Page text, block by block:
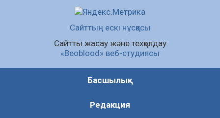
құрамы тексерілді: сараптама не көрсетті
04.08.2026
Барлық жаңалық
Сайттың ескі нұсқасы
Сайтты жасау және техқолдау
«Beoblood» веб-студиясы
Басшылық
Редакция